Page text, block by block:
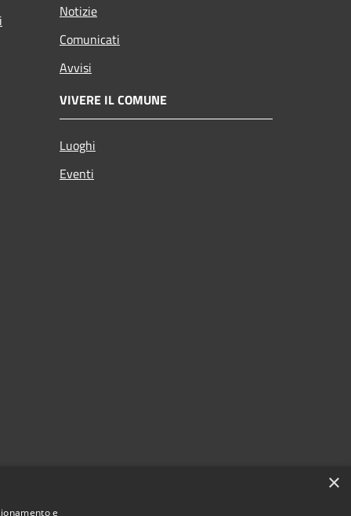
Notizie
Comunicati
Avvisi
VIVERE IL COMUNE
Luoghi
Eventi
×
e